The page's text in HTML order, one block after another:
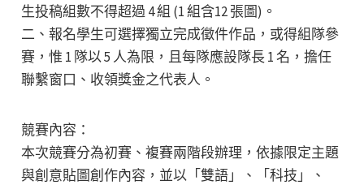
生投稿組數不得超過 4 組 (1 組含12 張圖)。
二、報名學生可選擇獨立完成徵件作品，或得組隊參
賽，惟 1 隊以 5 人為限，且每隊應設隊長 1 名，擔任
聯繫窗口、收領獎金之代表人。
競賽內容：
本次競賽分為初賽、複賽兩階段辦理，依據限定主題
與創意貼圖創作內容，並以「雙語」、「科技」、